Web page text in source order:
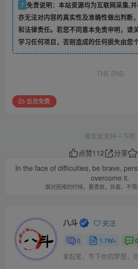
7 免责说明：本站资源均为互联网采集,
亦无法对内容的真实性及准确性做出判断
和法律责任。若您不同意本免责申明，请
学习任何项目，否则造成的任何损失由您
THE END
会员免费
喜欢就支持一下吧
点赞112 分享
In the face of difficulties, be brave,
overcome it.
面对困难的时候，要勇敢、执着、不
八斗 关注
0 1.7W+ 0
拿起笔，写下你的梦想，